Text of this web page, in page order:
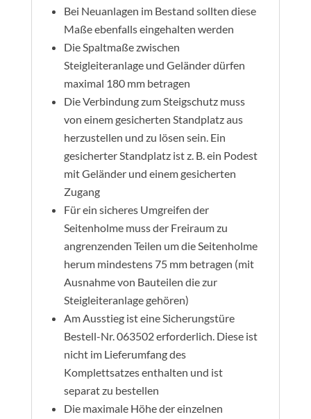
Bei Neuanlagen im Bestand sollten diese
Maße ebenfalls eingehalten werden
Die Spaltmaße zwischen
Steigleiteranlage und Geländer dürfen
maximal 180 mm betragen
Die Verbindung zum Steigschutz muss
von einem gesicherten Standplatz aus
herzustellen und zu lösen sein. Ein
gesicherter Standplatz ist z. B. ein Podest
mit Geländer und einem gesicherten
Zugang
Für ein sicheres Umgreifen der
Seitenholme muss der Freiraum zu
angrenzenden Teilen um die Seitenholme
herum mindestens 75 mm betragen (mit
Ausnahme von Bauteilen die zur
Steigleiteranlage gehören)
Am Ausstieg ist eine Sicherungstüre
Bestell-Nr. 063502 erforderlich. Diese ist
nicht im Lieferumfang des
Komplettsatzes enthalten und ist
separat zu bestellen
Die maximale Höhe der einzelnen